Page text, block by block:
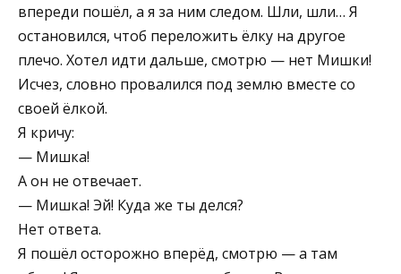
впереди пошёл, а я за ним следом. Шли, шли… Я
остановился, чтоб переложить ёлку на другое
плечо. Хотел идти дальше, смотрю — нет Мишки!
Исчез, словно провалился под землю вместе со
своей ёлкой.
Я кричу:
— Мишка!
А он не отвечает.
— Мишка! Эй! Куда же ты делся?
Нет ответа.
Я пошёл осторожно вперёд, смотрю — а там